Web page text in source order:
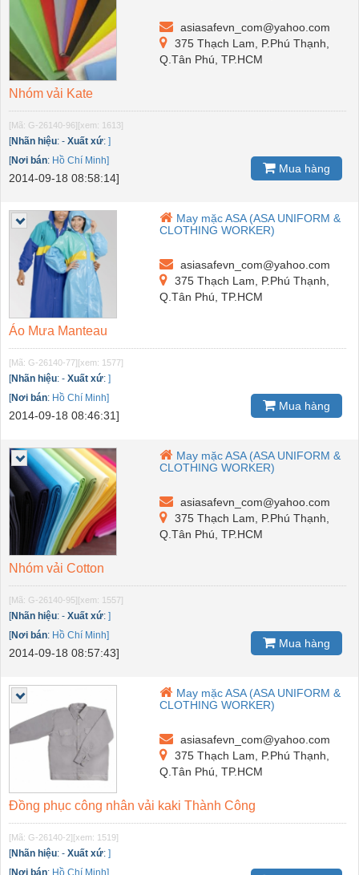
asiasafevn_com@yahoo.com
375 Thạch Lam, P.Phú Thạnh,
Q.Tân Phú, TP.HCM
Nhóm vải Kate
[Mã: G-26140-96][xem: 1613]
[Nhãn hiệu: - Xuất xứ: ]
[Nơi bán: Hồ Chí Minh]
2014-09-18 08:58:14]
Mua hàng
May mặc ASA (ASA UNIFORM &
CLOTHING WORKER)
asiasafevn_com@yahoo.com
375 Thạch Lam, P.Phú Thạnh,
Q.Tân Phú, TP.HCM
Áo Mưa Manteau
[Mã: G-26140-77][xem: 1577]
[Nhãn hiệu: - Xuất xứ: ]
[Nơi bán: Hồ Chí Minh]
2014-09-18 08:46:31]
Mua hàng
May mặc ASA (ASA UNIFORM &
CLOTHING WORKER)
asiasafevn_com@yahoo.com
375 Thạch Lam, P.Phú Thạnh,
Q.Tân Phú, TP.HCM
Nhóm vải Cotton
[Mã: G-26140-95][xem: 1557]
[Nhãn hiệu: - Xuất xứ: ]
[Nơi bán: Hồ Chí Minh]
2014-09-18 08:57:43]
Mua hàng
May mặc ASA (ASA UNIFORM &
CLOTHING WORKER)
asiasafevn_com@yahoo.com
375 Thạch Lam, P.Phú Thạnh,
Q.Tân Phú, TP.HCM
Đồng phục công nhân vải kaki Thành Công
[Mã: G-26140-2][xem: 1519]
[Nhãn hiệu: - Xuất xứ: ]
[Nơi bán: Hồ Chí Minh]